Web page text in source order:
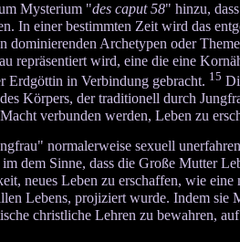
Mysterium "des caput 58" hinzu,
In einer bestimmten Zeit wird das
dominierenden Archetypen oder
repräsentiert wird, eine die eine
Erdgöttin in Verbindung gebracht. 15
Körpers, der traditionell durch
verbunden werden, Leben zu
normalerweise sexuell
dem Sinne, dass die Große Mutter
neues Leben zu erschaffen, wie
Lebens, projiziert wurde. Indem sie
christliche Lehren zu bewahren,